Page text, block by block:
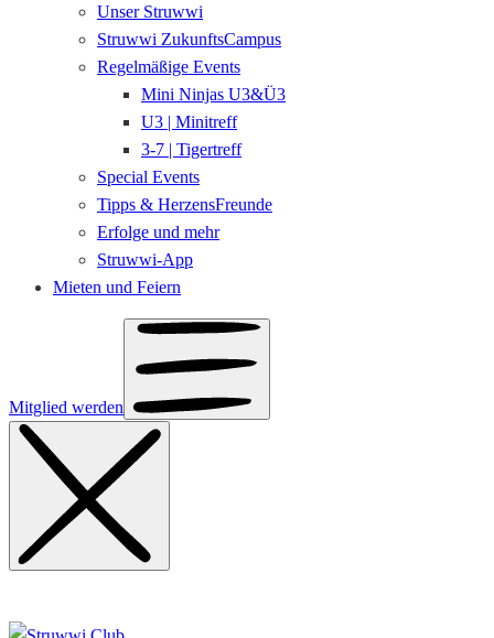
Unser Struwwi
Struwwi ZukunftsCampus
Regelmäßige Events
Mini Ninjas U3&Ü3
U3 | Minitreff
3-7 | Tigertreff
Special Events
Tipps & HerzensFreunde
Erfolge und mehr
Struwwi-App
Mieten und Feiern
Mitglied werden